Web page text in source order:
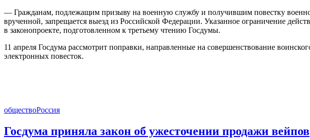
— Гражданам, подлежащим призыву на военную службу и получившим повестку
врученной, запрещается выезд из Российской Федерации. Указанное ограничение
в законопроекте, подготовленном к третьему чтению Госдумы.
11 апреля Госдума рассмотрит поправки, направленные на совершенствование
электронных повесток.
обществоРоссия
Госдума приняла закон об ужесточении продажи вейпов